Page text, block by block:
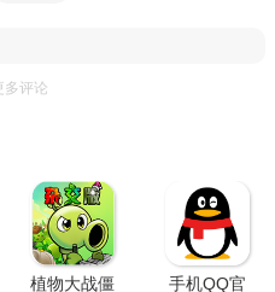
多评论
植物大战僵
手机QQ官